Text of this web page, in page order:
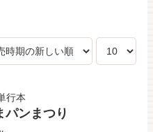
行本
パンまつり